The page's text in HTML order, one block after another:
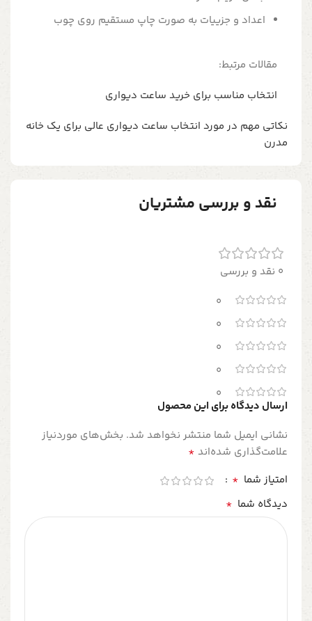
اعداد و جزییات به صورت چاپ مستقیم روی چوب
مقالات مرتبط:
انتخاب مناسب برای خرید ساعت دیواری
نکاتی مهم در مورد انتخاب ساعت دیواری عالی برای یک خانه
مدرن
نقد و بررسی مشتریان
0 نقد و بررسی
0
0
0
0
0
ارسال دیدگاه برای این محصول
نشانی ایمیل شما منتشر نخواهد شد. بخش‌های موردنیاز
علامت‌گذاری شده‌اند *
امتیاز شما *
دیدگاه شما *